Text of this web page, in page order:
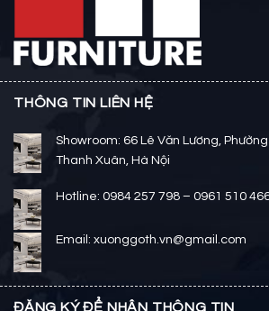
THÔNG TIN LIÊN HỆ
Showroom: 66 Lê Văn Lương,
Thanh Xuân, Hà Nội
Hotline: 0984 257 798 – 0961 510
Email: xuonggoth.vn@gmail.com
ĐĂNG KÝ ĐỂ NHẬN THÔNG TIN